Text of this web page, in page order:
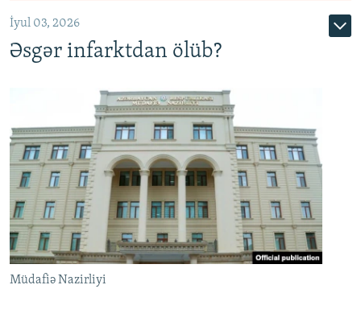
İyul 03, 2026
Əsgər infarktdan ölüb?
Müdafiə Nazirliyi